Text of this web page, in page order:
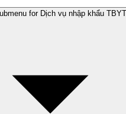
for Dịch vụ nhập khẩu TBYT